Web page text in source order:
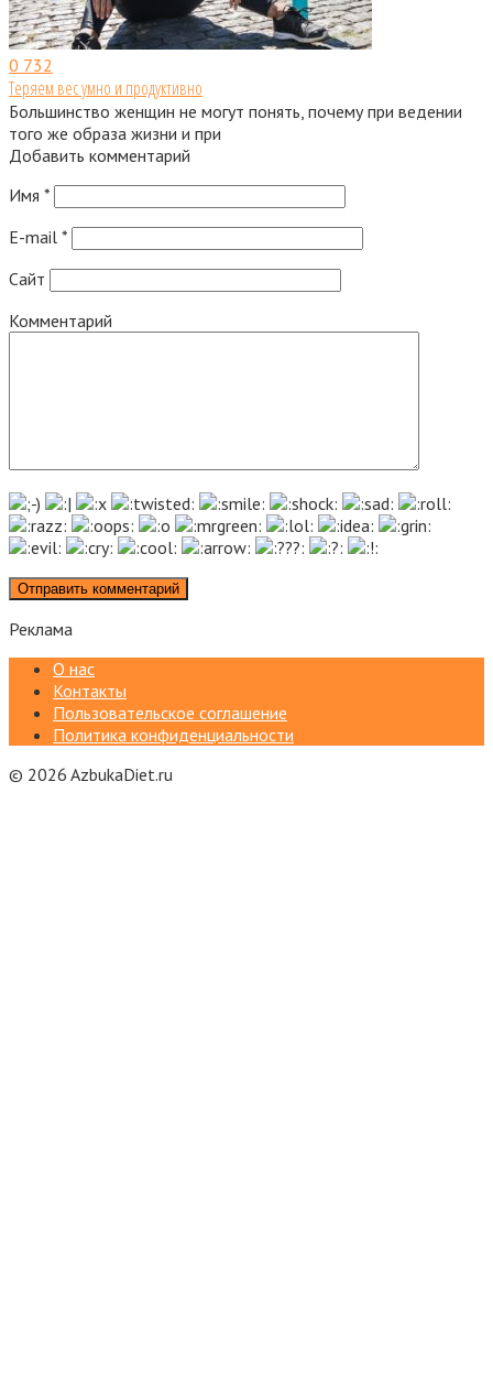
0 732
Теряем вес умно и продуктивно
Большинство женщин не могут понять, почему при ведении
того же образа жизни и при
Добавить комментарий
Имя *
E-mail *
Сайт
Комментарий
Реклама
О нас
Контакты
Пользовательское соглашение
Политика конфиденциальности
© 2026 AzbukaDiet.ru